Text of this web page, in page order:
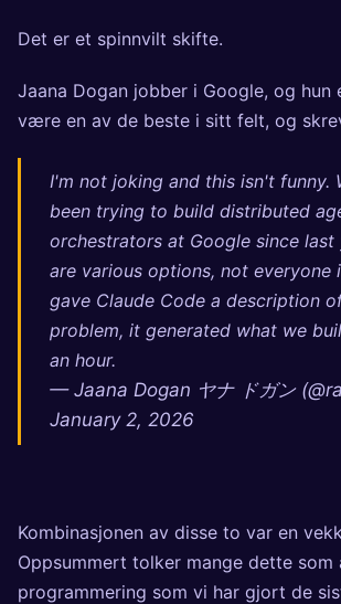
Det er et spinnvilt skifte.
Jaana Dogan jobber i Google, og hun
være en av de beste i sitt felt, og
I'm not joking and this isn't funny.
been trying to build distributed
orchestrators at Google since last
are various options, not everyone
gave Claude Code a description
problem, it generated what we
an hour.
— Jaana Dogan ヤナ ドガン
January 2, 2026
Kombinasjonen av disse to var en
Oppsummert tolker mange dette som
programmering som vi har gjort de